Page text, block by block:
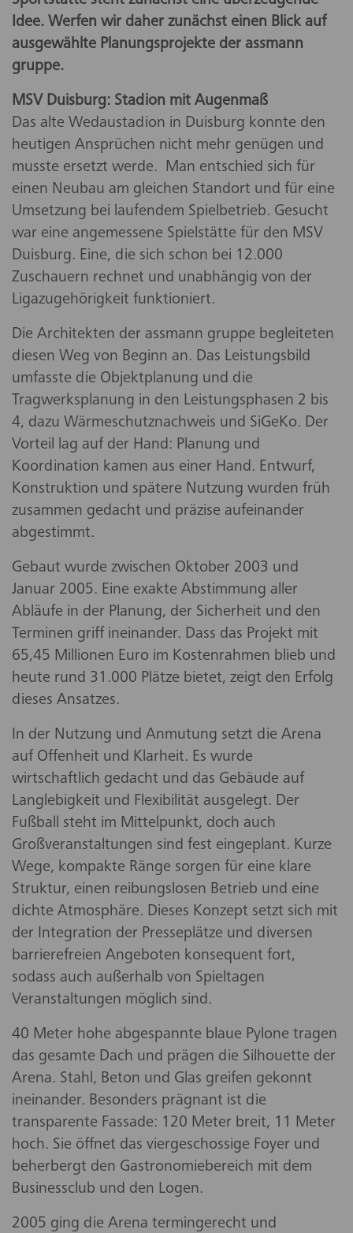
Idee. Werfen wir daher zunächst einen Blick auf
ausgewählte Planungsprojekte der assmann
gruppe.
MSV Duisburg: Stadion mit Augenmaß
Das alte Wedaustadion in Duisburg konnte den
heutigen Ansprüchen nicht mehr genügen und
musste ersetzt werde. Man entschied sich für
einen Neubau am gleichen Standort und für eine
Umsetzung bei laufendem Spielbetrieb. Gesucht
war eine angemessene Spielstätte für den MSV
Duisburg. Eine, die sich schon bei 12.000
Zuschauern rechnet und unabhängig von der
Ligazugehörigkeit funktioniert.
Die Architekten der assmann gruppe begleiteten
diesen Weg von Beginn an. Das Leistungsbild
umfasste die Objektplanung und die
Tragwerksplanung in den Leistungsphasen 2 bis
4, dazu Wärmeschutznachweis und SiGeKo. Der
Vorteil lag auf der Hand: Planung und
Koordination kamen aus einer Hand. Entwurf,
Konstruktion und spätere Nutzung wurden früh
zusammen gedacht und präzise aufeinander
abgestimmt.
Gebaut wurde zwischen Oktober 2003 und
Januar 2005. Eine exakte Abstimmung aller
Abläufe in der Planung, der Sicherheit und den
Terminen griff ineinander. Dass das Projekt mit
65,45 Millionen Euro im Kostenrahmen blieb und
heute rund 31.000 Plätze bietet, zeigt den Erfolg
dieses Ansatzes.
In der Nutzung und Anmutung setzt die Arena
auf Offenheit und Klarheit. Es wurde
wirtschaftlich gedacht und das Gebäude auf
Langlebigkeit und Flexibilität ausgelegt. Der
Fußball steht im Mittelpunkt, doch auch
Großveranstaltungen sind fest eingeplant. Kurze
Wege, kompakte Ränge sorgen für eine klare
Struktur, einen reibungslosen Betrieb und eine
dichte Atmosphäre. Dieses Konzept setzt sich mit
der Integration der Presseplätze und diversen
barrierefreien Angeboten konsequent fort,
sodass auch außerhalb von Spieltagen
Veranstaltungen möglich sind.
40 Meter hohe abgespannte blaue Pylone tragen
das gesamte Dach und prägen die Silhouette der
Arena. Stahl, Beton und Glas greifen gekonnt
ineinander. Besonders prägnant ist die
transparente Fassade: 120 Meter breit, 11 Meter
hoch. Sie öffnet das viergeschossige Foyer und
beherbergt den Gastronomiebereich mit dem
Businessclub und den Logen.
2005 ging die Arena termingerecht und